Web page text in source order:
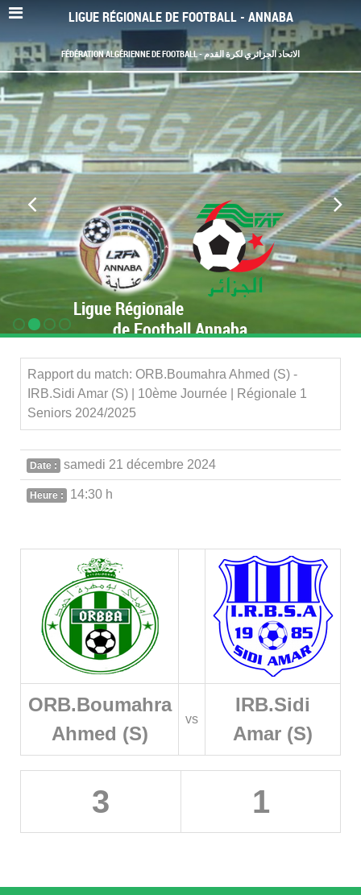
LIGUE RÉGIONALE DE FOOTBALL - ANNABA
FÉDÉRATION ALGÉRIENNE DE FOOTBALL - الاتحاد الجزائري لكرة القدم
Ligue Régionale
de Football Annaba
Rapport du match: ORB.Boumahra Ahmed (S) -
IRB.Sidi Amar (S) | 10ème Journée | Régionale 1
Seniors 2024/2025
Date : samedi 21 décembre 2024
Heure : 14:30 h
ORB.Boumahra
Ahmed (S)
vs
IRB.Sidi
Amar (S)
3 1